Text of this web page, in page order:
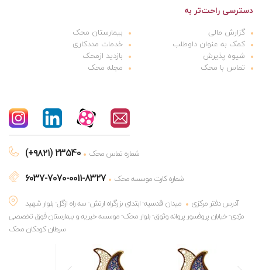
دسترسی راحت‌تر به
گزارش مالی
بیمارستان محک
کمک به عنوان داوطلب
خدمات مددکاری
شیوه پذیرش
بازدید ازمحک
تماس با محک
مجله محک
(+۹۸۲۱) 23540 شماره تماس محک
6037-7070-0011-8327
شماره کارت موسسه محک
آدرس دفتر مرکزی
میدان اقدسیه- ابتدای بزرگراه ارتش- سه راه ازگل- بلوار شهید
مژدی- خیابان پروفسور پروانه وثوق- بلوار محک- موسسه خیریه و بیمارستان فوق تخصصی
سرطان کودکان محک